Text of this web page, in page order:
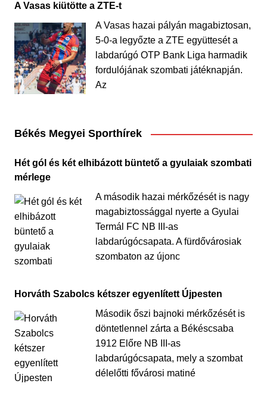
A Vasas kiütötte a ZTE-t
A Vasas hazai pályán magabiztosan,
5-0-a legyőzte a ZTE együttesét a
labdarúgó OTP Bank Liga harmadik
fordulójának szombati játéknapján.
Az
Békés Megyei Sporthírek
Hét gól és két elhibázott büntető a gyulaiak szombati
mérlege
A második hazai mérkőzését is nagy
magabiztossággal nyerte a Gyulai
Termál FC NB III-as
labdarúgócsapata. A fürdővárosiak
szombaton az újonc
Horváth Szabolcs kétszer egyenlített Újpesten
Második őszi bajnoki mérkőzését is
döntetlennel zárta a Békéscsaba
1912 Előre NB III-as
labdarúgócsapata, mely a szombat
délelőtti fővárosi matiné